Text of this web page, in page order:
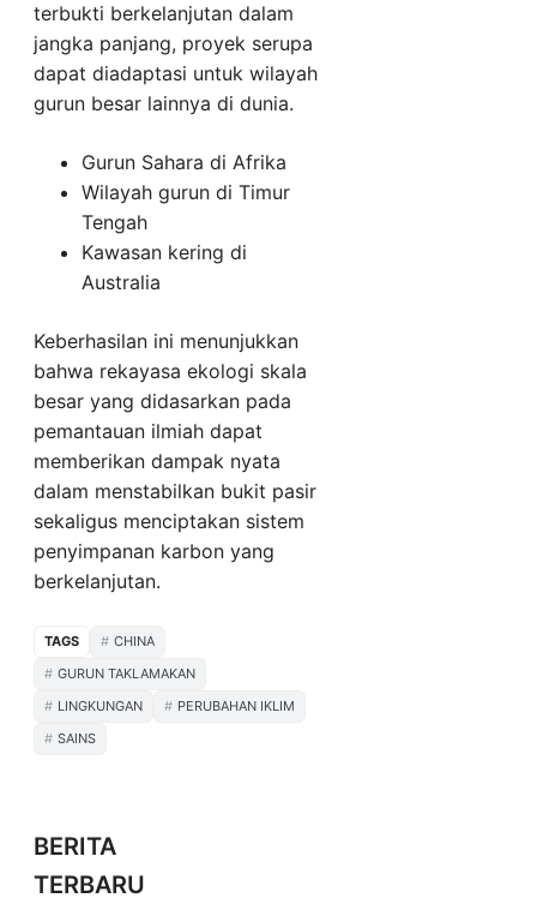
terbukti berkelanjutan dalam
jangka panjang, proyek serupa
dapat diadaptasi untuk wilayah
gurun besar lainnya di dunia.
Gurun Sahara di Afrika
Wilayah gurun di Timur
Tengah
Kawasan kering di
Australia
Keberhasilan ini menunjukkan
bahwa rekayasa ekologi skala
besar yang didasarkan pada
pemantauan ilmiah dapat
memberikan dampak nyata
dalam menstabilkan bukit pasir
sekaligus menciptakan sistem
penyimpanan karbon yang
berkelanjutan.
TAGS
CHINA
GURUN TAKLAMAKAN
LINGKUNGAN
PERUBAHAN IKLIM
SAINS
BERITA
TERBARU